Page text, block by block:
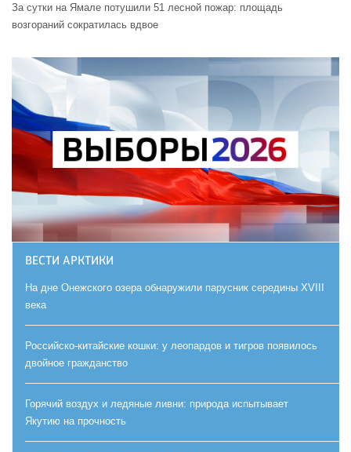
За сутки на Ямале потушили 51 лесной пожар: площадь
возгораний сократилась вдвое
ВЕСТИ АРКТИКИ
На дне Онежского озера обнаружили парусник середины XVIII
века
Российско-китайские кошки: у леопардов и тигров появилось
двойное гражданство
Горячий воздух и ледяные ливни: природа испытывает
Якутию на прочность